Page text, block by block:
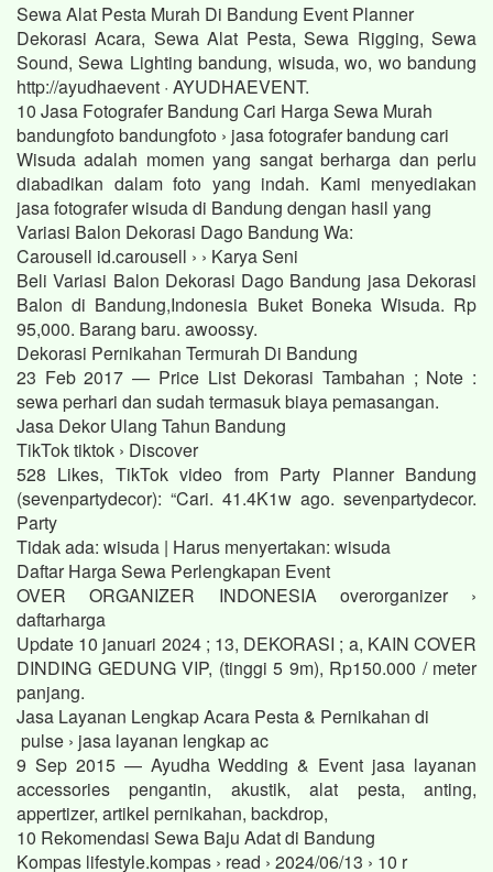
Sewa Alat Pesta Murah Di Bandung Event Planner
Dekorasi Acara, Sewa Alat Pesta, Sewa Rigging, Sewa
Sound, Sewa Lighting bandung, wisuda, wo, wo bandung
http://ayudhaevent · AYUDHAEVENT.
10 Jasa Fotografer Bandung Cari Harga Sewa Murah
bandungfoto bandungfoto › jasa fotografer bandung cari
Wisuda adalah momen yang sangat berharga dan perlu
diabadikan dalam foto yang indah. Kami menyediakan
jasa fotografer wisuda di Bandung dengan hasil yang
Variasi Balon Dekorasi Dago Bandung Wa:
Carousell id.carousell › › Karya Seni
Beli Variasi Balon Dekorasi Dago Bandung jasa Dekorasi
Balon di Bandung,Indonesia Buket Boneka Wisuda. Rp
95,000. Barang baru. awoossy.
Dekorasi Pernikahan Termurah Di Bandung
23 Feb 2017 — Price List Dekorasi Tambahan ; Note :
sewa perhari dan sudah termasuk biaya pemasangan.
Jasa Dekor Ulang Tahun Bandung
TikTok tiktok › Discover
528 Likes, TikTok video from Party Planner Bandung
(sevenpartydecor): “Cari. 41.4K1w ago. sevenpartydecor.
Party
Tidak ada: wisuda ‎| Harus menyertakan: wisuda
Daftar Harga Sewa Perlengkapan Event
OVER ORGANIZER INDONESIA overorganizer ›
daftarharga
Update 10 januari 2024 ; 13, DEKORASI ; a, KAIN COVER
DINDING GEDUNG VIP, (tinggi 5 9m), Rp150.000 / meter
panjang.
Jasa Layanan Lengkap Acara Pesta & Pernikahan di
pulse › jasa layanan lengkap ac
9 Sep 2015 — Ayudha Wedding & Event jasa layanan
accessories pengantin, akustik, alat pesta, anting,
appertizer, artikel pernikahan, backdrop,
10 Rekomendasi Sewa Baju Adat di Bandung
Kompas lifestyle.kompas › read › 2024/06/13 › 10 r